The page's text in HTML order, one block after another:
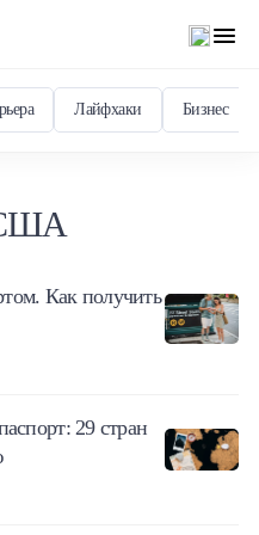
Лайфхаки Бизнес
США
Как получить
29 стран